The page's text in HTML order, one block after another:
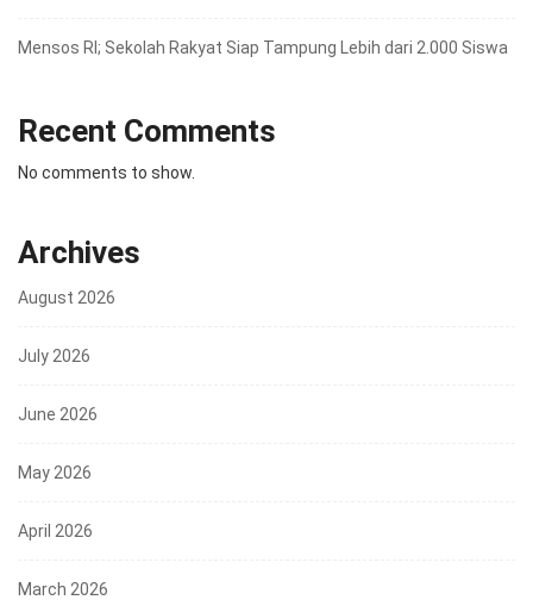
Mensos RI; Sekolah Rakyat Siap Tampung Lebih dari 2.000 Siswa
Recent Comments
No comments to show.
Archives
August 2026
July 2026
June 2026
May 2026
April 2026
March 2026